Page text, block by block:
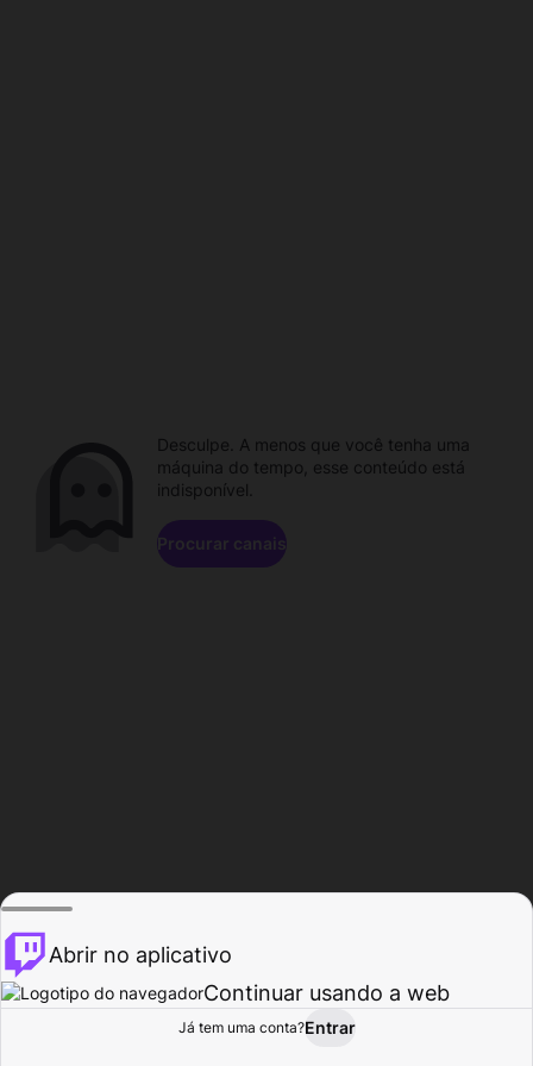
Procurar Atividade
Desculpe. A menos que você tenha uma
máquina do tempo, esse conteúdo está
indisponível.
Procurar canais
Abrir no aplicativo
Continuar usando a web
Já tem uma conta?Entrar